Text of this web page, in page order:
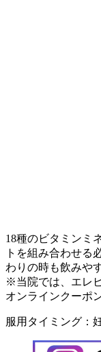
18種のビタミンミ
トを組み合わせる
わりの時も飲みや
※当院では、エレ
オンラインクーポ
服用タイミング：